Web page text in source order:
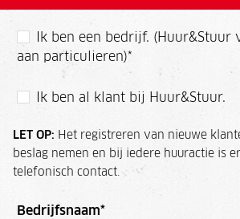
Ik ben een bedrijf.
aan particulieren)*
Ik ben al klant bij Huur&Stuur.
LET OP: Het registreren van nieuwe
beslag nemen en bij iedere huuractie is
telefonisch contact.
Bedrijfsnaam*